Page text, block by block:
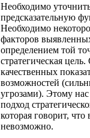
Необходимо
предсказательную
Необходимо
факторов
определением той
стратегическая
качественных
возможностей
угрозами). Этому
подход
которая говорит,
невозможно.